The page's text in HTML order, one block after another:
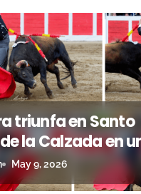
triunfa en Santo
la Calzada en
por el buen
Naranjo
May 9, 2026